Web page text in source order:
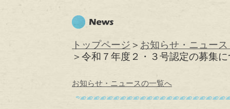
トップページ ＞ お知らせ・ニュー
＞令和７年度２・３号認定の募集
お知らせ・ニュースの一覧へ